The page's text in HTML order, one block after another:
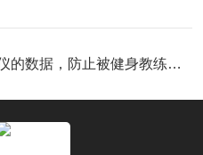
学会自己看体侧仪的数据，防止被健身教练忽悠